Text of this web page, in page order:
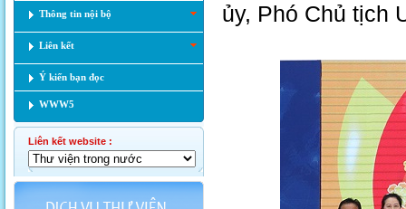
Thông tin nội bộ
Liên kết
Ý kiến bạn đọc
WWW5
Liên kết website :
ủy, Phó Chủ tịch